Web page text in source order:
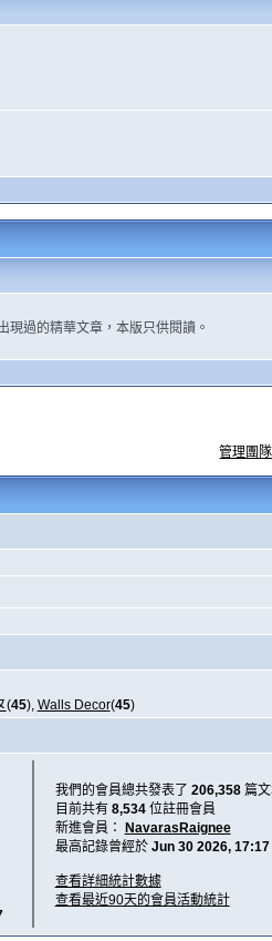
現過的精華文章，本版只供閱讀。
管理團隊
(45), Walls Decor(45)
我們的會員總共發表了 206,358篇文
目前共有 8,534位註冊會員
新進會員： NavarasRaignee
最高記錄曾經於 Jun 30 2026, 17:17
查看詳細統計數據
查看最近90天的會員活動統計